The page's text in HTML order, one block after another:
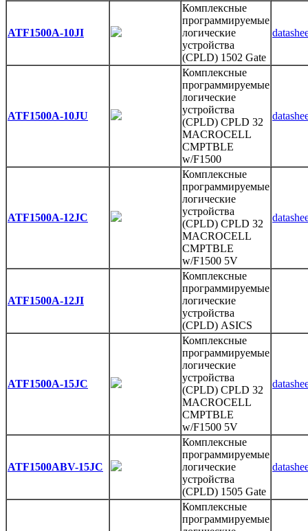
ATF1500A-10JI
Комплексные
программируемые
логические
устройства
(CPLD) 1502 Gate
ATF1500A-10JU
Комплексные
программируемые
логические
устройства
(CPLD) CPLD 32
MACROCELL
CMPTBLE
w/F1500
ATF1500A-12JC
Комплексные
программируемые
логические
устройства
(CPLD) CPLD 32
MACROCELL
CMPTBLE
w/F1500 5V
ATF1500A-12JI
Комплексные
программируемые
логические
устройства
(CPLD) ASICS
ATF1500A-15JC
Комплексные
программируемые
логические
устройства
(CPLD) CPLD 32
MACROCELL
CMPTBLE
w/F1500 5V
ATF1500ABV-15JC
Комплексные
программируемые
логические
устройства
(CPLD) 1505 Gate
Комплексные
программируемые